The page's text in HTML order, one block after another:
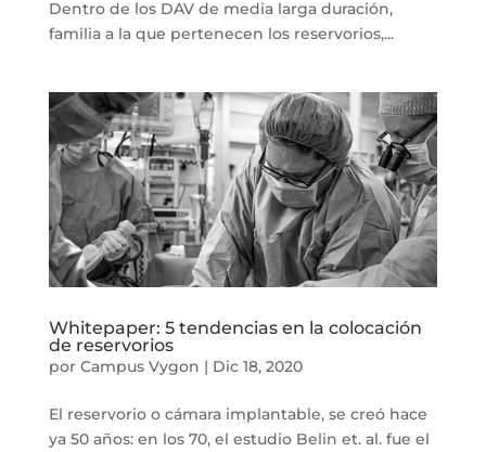
Dentro de los DAV de media larga duración,
familia a la que pertenecen los reservorios,...
Whitepaper: 5 tendencias en la colocación
de reservorios
por Campus Vygon | Dic 18, 2020
El reservorio o cámara implantable, se creó hace
ya 50 años: en los 70, el estudio Belin et. al. fue el